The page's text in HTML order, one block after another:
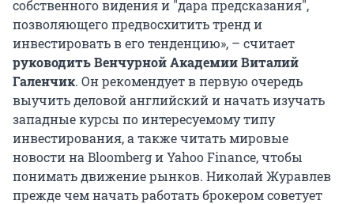
собственного видения и "дара предсказания",
позволяющего предвосхитить тренд и
инвестировать в его тенденцию», – считает
руководить Венчурной Академии Виталий
Галенчик. Он рекомендует в первую очередь
выучить деловой английский и начать изучать
западные курсы по интересуемому типу
инвестирования, а также читать мировые
новости на Bloomberg и Yahoo Finance, чтобы
понимать движение рынков. Николай Журавлев
прежде чем начать работать брокером советует